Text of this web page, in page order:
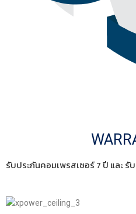
รับประกันคอมเพรสเซอร์ 7 ปี และ รั